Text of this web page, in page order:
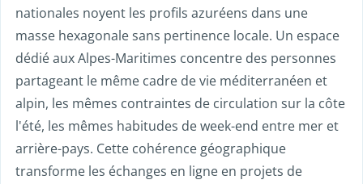
nationales noyent les profils azuréens dans une
masse hexagonale sans pertinence locale. Un espace
dédié aux Alpes-Maritimes concentre des personnes
partageant le même cadre de vie méditerranéen et
alpin, les mêmes contraintes de circulation sur la côte
l'été, les mêmes habitudes de week-end entre mer et
arrière-pays. Cette cohérence géographique
transforme les échanges en ligne en projets de